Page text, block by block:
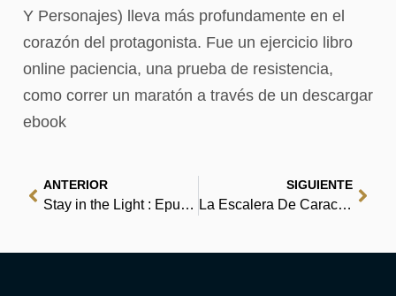
Y Personajes) lleva más profundamente en el
corazón del protagonista. Fue un ejercicio libro
online​ paciencia, una prueba de resistencia,
como correr un maratón a través de un descargar
ebook
ANTERIOR
Stay in the Light : Epub Download
SIGUIENTE
La Escalera De Caracol/ the Spiral Staircase: My Climb Out of Darkness (Vivencias Y Personajes) – (E-Book, EPUB)